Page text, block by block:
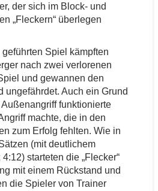
der sich im Block- und
„Fleckern“ überlegen
geführten Spiel kämpften
nach zwei verlorenen
und gewannen den
ungefährdet. Auch ein Grund
funktionierte
machte, die in den
zum Erfolg fehlten. Wie in
(mit deutlichem
starteten die „Flecker“
mit einem Rückstand und
die Spieler von Trainer